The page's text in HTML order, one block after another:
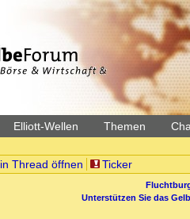
Elliott-Wellen Themen
in Thread öffnen Ticker
Unterstützen Sie das